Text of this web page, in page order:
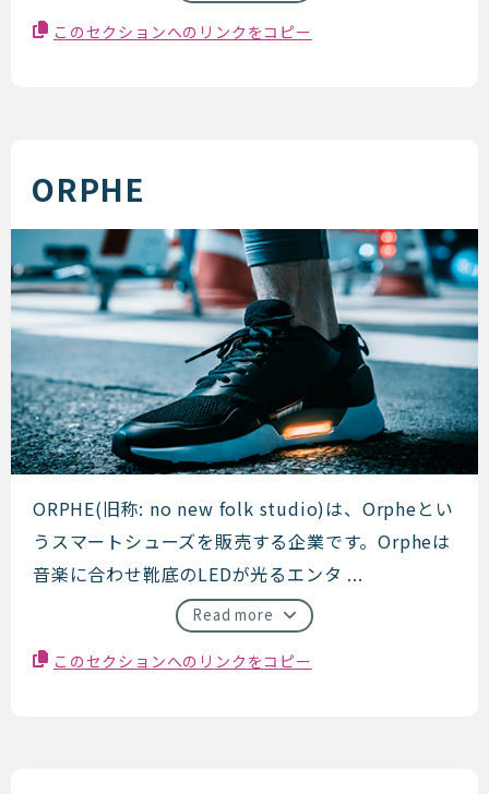
このセクションへのリンクをコピー
ORPHE
ORPHE
ORPHE(旧称: no new folk studio)は、Orpheとい
うスマートシューズを販売する企業です。Orpheは
音楽に合わせ靴底のLEDが光るエンタ ...
Read more
このセクションへのリンクをコピー